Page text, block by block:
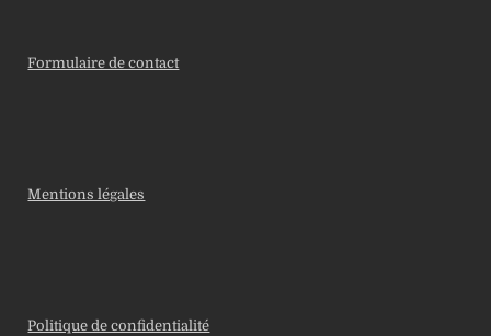
Formulaire de contact
Mentions légales
Politique de confidentialité